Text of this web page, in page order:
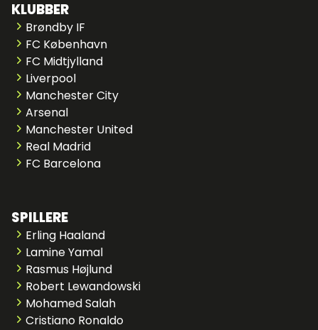
KLUBBER
Brøndby IF
FC København
FC Midtjylland
Liverpool
Manchester City
Arsenal
Manchester United
Real Madrid
FC Barcelona
SPILLERE
Erling Haaland
Lamine Yamal
Rasmus Højlund
Robert Lewandowski
Mohamed Salah
Cristiano Ronaldo